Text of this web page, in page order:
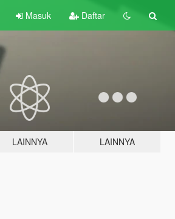
Masuk Daftar
LAINNYA LAINNYA